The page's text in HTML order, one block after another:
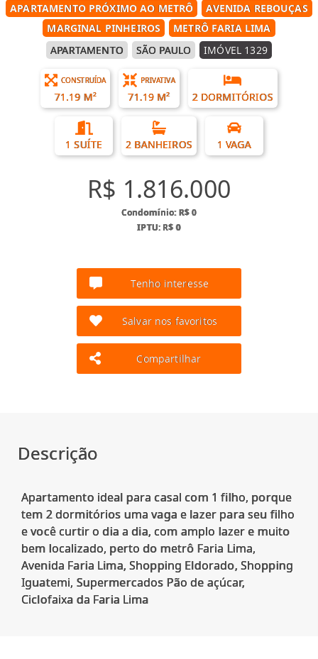
APARTAMENTO PRÓXIMO AO METRÔ
AVENIDA REBOUÇAS
MARGINAL PINHEIROS
METRÔ FARIA LIMA
APARTAMENTO
SÃO PAULO IMÓVEL 1329
CONSTRUÍDA
71.19 M²
PRIVATIVA
71.19 M² 2 DORMITÓRIOS
1 SUÍTE 2 BANHEIROS 1 VAGA
R$ 1.816.000
Condomínio: R$ 0
IPTU: R$ 0
Tenho interesse
Salvar nos favoritos
Compartilhar
Descrição
Apartamento ideal para casal com 1 filho, porque
tem 2 dormitórios uma vaga e lazer para seu filho
e você curtir o dia a dia, com amplo lazer e muito
bem localizado, perto do metrô Faria Lima,
Avenida Faria Lima, Shopping Eldorado, Shopping
Iguatemi, Supermercados Pão de açúcar,